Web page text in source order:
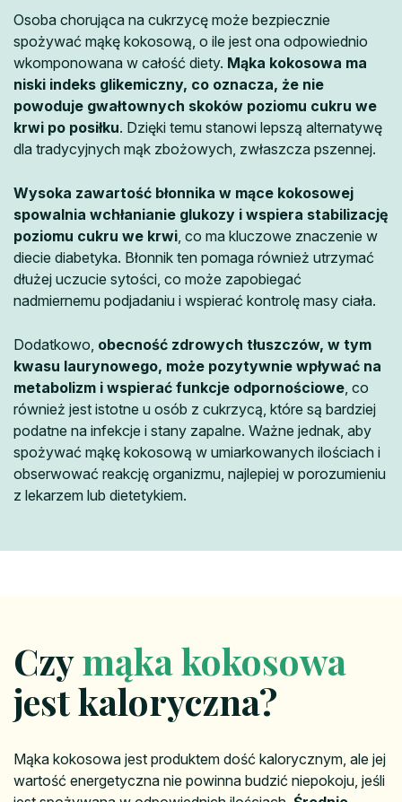
Osoba chorująca na cukrzycę może bezpiecznie
spożywać mąkę kokosową, o ile jest ona odpowiednio
wkomponowana w całość diety. Mąka kokosowa ma
niski indeks glikemiczny, co oznacza, że nie
powoduje gwałtownych skoków poziomu cukru we
krwi po posiłku. Dzięki temu stanowi lepszą alternatywę
dla tradycyjnych mąk zbożowych, zwłaszcza pszennej.
Wysoka zawartość błonnika w mące kokosowej
spowalnia wchłanianie glukozy i wspiera stabilizację
poziomu cukru we krwi , co ma kluczowe znaczenie w
diecie diabetyka. Błonnik ten pomaga również utrzymać
dłużej uczucie sytości, co może zapobiegać
nadmiernemu podjadaniu i wspierać kontrolę masy ciała.
Dodatkowo, obecność zdrowych tłuszczów, w tym
kwasu laurynowego, może pozytywnie wpływać na
metabolizm i wspierać funkcje odpornościowe , co
również jest istotne u osób z cukrzycą, które są bardziej
podatne na infekcje i stany zapalne. Ważne jednak, aby
spożywać mąkę kokosową w umiarkowanych ilościach i
obserwować reakcję organizmu, najlepiej w porozumieniu
z lekarzem lub dietetykiem.
Czymąka kokosowa
jest kaloryczna?
Mąka kokosowa jest produktem dość kalorycznym, ale jej
wartość energetyczna nie powinna budzić niepokoju, jeśli